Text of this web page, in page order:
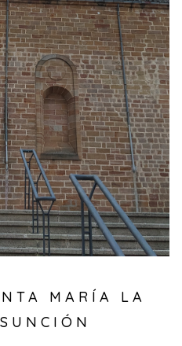
MARÍA LA